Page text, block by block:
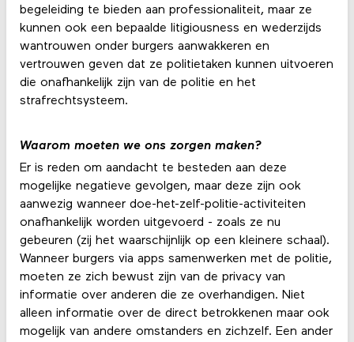
begeleiding te bieden aan professionaliteit, maar ze
kunnen ook een bepaalde litigiousness en wederzijds
wantrouwen onder burgers aanwakkeren en
vertrouwen geven dat ze politietaken kunnen uitvoeren
die onafhankelijk zijn van de politie en het
strafrechtsysteem.
Waarom moeten we ons zorgen maken?
Er is reden om aandacht te besteden aan deze
mogelijke negatieve gevolgen, maar deze zijn ook
aanwezig wanneer doe-het-zelf-politie-activiteiten
onafhankelijk worden uitgevoerd - zoals ze nu
gebeuren (zij het waarschijnlijk op een kleinere schaal).
Wanneer burgers via apps samenwerken met de politie,
moeten ze zich bewust zijn van de privacy van
informatie over anderen die ze overhandigen. Niet
alleen informatie over de direct betrokkenen maar ook
mogelijk van andere omstanders en zichzelf. Een ander